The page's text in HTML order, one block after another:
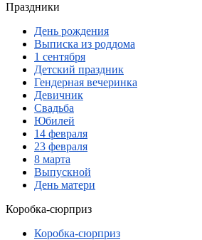
Праздники
День рождения
Выписка из роддома
1 сентября
Детский праздник
Гендерная вечеринка
Девичник
Свадьба
Юбилей
14 февраля
23 февраля
8 марта
Выпускной
День матери
Коробка-сюрприз
Коробка-сюрприз